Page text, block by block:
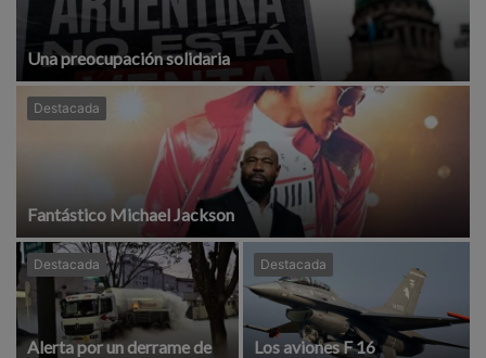
Una preocupación solidaria
Destacada
Fantástico Michael Jackson
Destacada
Alerta por un derrame de
Destacada
Los aviones F 16